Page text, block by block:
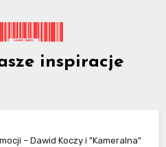
inspiracje
– Dawid Koczy i "Kameralna"